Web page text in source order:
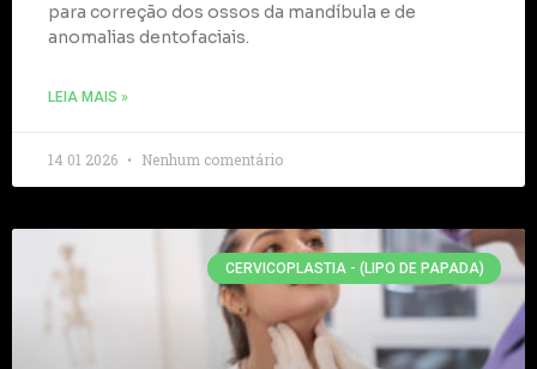
para correção dos ossos da mandíbula e de
anomalias dentofaciais.
LEIA MAIS »
14 01 2026 Nenhum comentário
CERVICOPLASTIA - (LIPO DE PAPADA)